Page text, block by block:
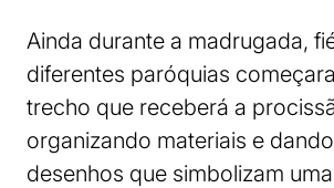
Ainda durante a madrugada,
diferentes paróquias
trecho que receberá a
organizando materiais e
desenhos que simbolizam